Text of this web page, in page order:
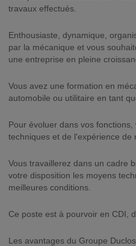
travaux effectués.
Enthousiaste, dynamique,
par la mécanique et vous
une entreprise en pleine
Vous avez une formation en
automobile ou utilitaire en tant
Pour évoluer dans vos
techniques et de l'expérience de
Vous travaillerez dans un cadre
votre disposition les moyens
meilleures conditions.
Ce poste est à pourvoir en CDI,
Les avantages du Groupe